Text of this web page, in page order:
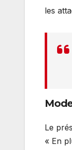
les
Le
« En